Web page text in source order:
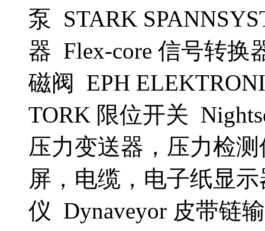
泵 STARK
器 Flex-core 信号转
磁阀 EPH
TORK 限位开关
压力变送器，压力检
屏，电缆，电子纸显
仪 Dynaveyor 皮带链